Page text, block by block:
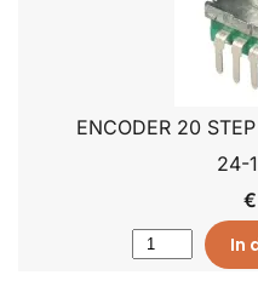
ENCODER 20
24-
In